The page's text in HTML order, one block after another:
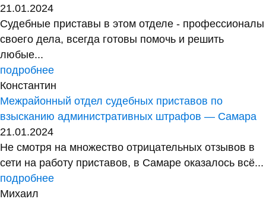
21.01.2024
Судебные приставы в этом отделе - профессионалы
своего дела, всегда готовы помочь и решить
любые...
подробнее
Константин
Межрайонный отдел судебных приставов по
взысканию административных штрафов — Самара
21.01.2024
Не смотря на множество отрицательных отзывов в
сети на работу приставов, в Самаре оказалось всё...
подробнее
Михаил